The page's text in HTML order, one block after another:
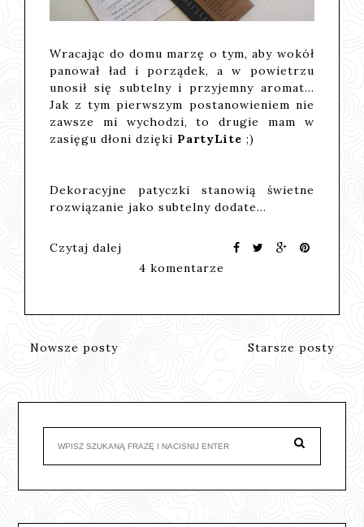
Wracając do domu marzę o tym, aby wokół
panował ład i porządek, a w powietrzu
unosił się subtelny i przyjemny aromat...
Jak z tym pierwszym postanowieniem nie
zawsze mi wychodzi, to drugie mam w
zasięgu dłoni dzięki PartyLite ;)
Dekoracyjne patyczki stanowią świetne
rozwiązanie jako subtelny dodate…
Czytaj dalej
4 komentarze
Nowsze posty Starsze posty